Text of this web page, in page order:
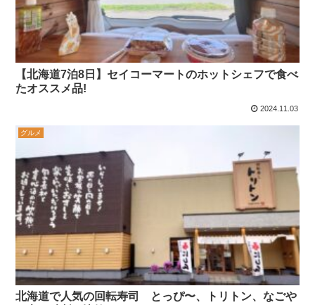
【北海道7泊8日】セイコーマートのホットシェフで食べ
たオススメ品!
2024.11.03
グルメ
北海道で人気の回転寿司 とっぴ〜、トリトン、なごや